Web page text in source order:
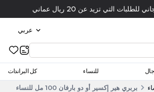
التي تزيد عن 20 ريال عماني
عربي
للنساء كل البراندات
بربري هير إكسير أو دو بارفان 100 مل للنساء